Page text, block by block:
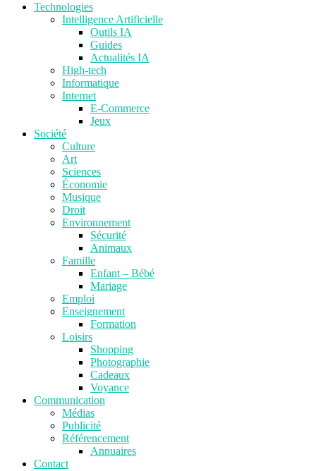
Technologies
Intelligence Artificielle
Outils IA
Guides
Actualités IA
High-tech
Informatique
Internet
E-Commerce
Jeux
Société
Culture
Art
Sciences
Économie
Musique
Droit
Environnement
Sécurité
Animaux
Famille
Enfant – Bébé
Mariage
Emploi
Enseignement
Formation
Loisirs
Shopping
Photographie
Cadeaux
Voyance
Communication
Médias
Publicité
Référencement
Annuaires
Contact